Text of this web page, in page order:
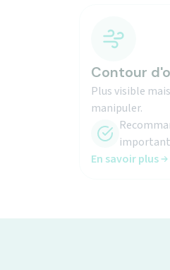
Contour
Plus visible
manipuler.
En savoir plus